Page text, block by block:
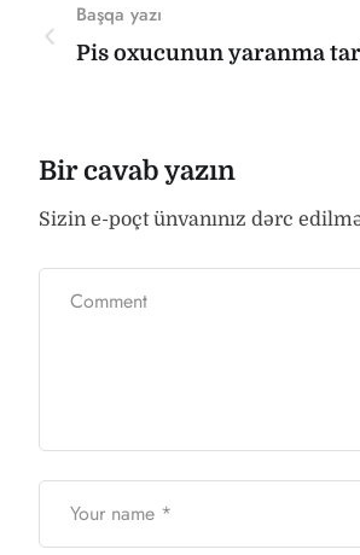
Başqa yazı
Pis oxucunun yaranma
Bir cavab yazın
Sizin e-poçt ünvanınız dərc